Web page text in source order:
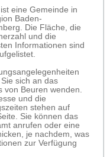
eine Gemeinde in
Baden-
Die Fläche, die
und die
Informationen sind
sich an das
von Beuren wenden.
und die
stehen auf
Sie können das
anrufen oder eine
je nachdem, was
zur Verfügung